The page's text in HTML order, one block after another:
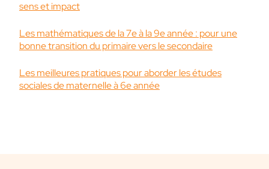
sens et impact
Les mathématiques de la 7e à la 9e année : pour une
bonne transition du primaire vers le secondaire
Les meilleures pratiques pour aborder les études
sociales de maternelle à 6e année